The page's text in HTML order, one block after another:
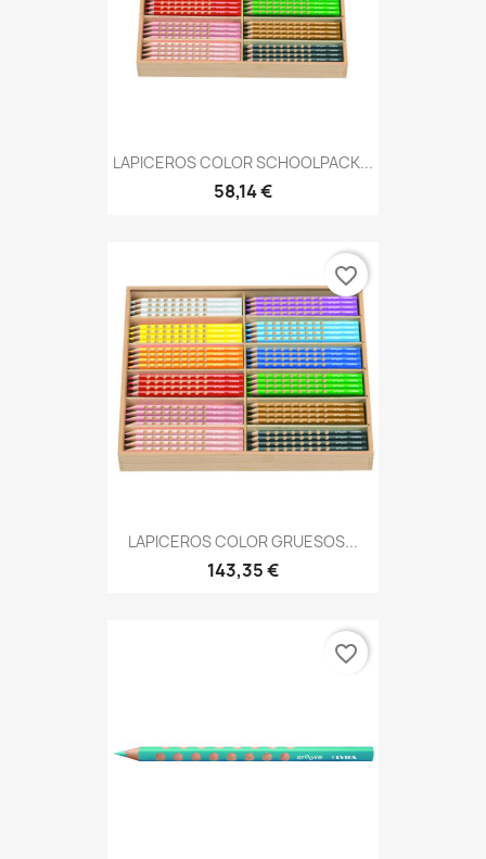
LAPICEROS COLOR SCHOOLPACK...
58,14 €
LAPICEROS COLOR GRUESOS...
143,35 €
favorite_border
favorite_border